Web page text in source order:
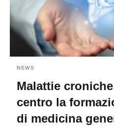
NEWS
Malattie
centro la
di medicina